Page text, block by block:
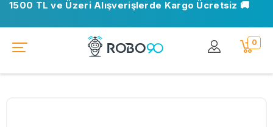
1500 TL ve Üzeri Alışverişlerde Kargo Ücretsiz 🚚
0